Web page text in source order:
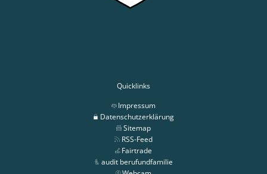
Quicklinks
Impressum
Datenschutzerklärung
Sitemap
RSS-Feed
Fairtrade
audit berufundfamilie